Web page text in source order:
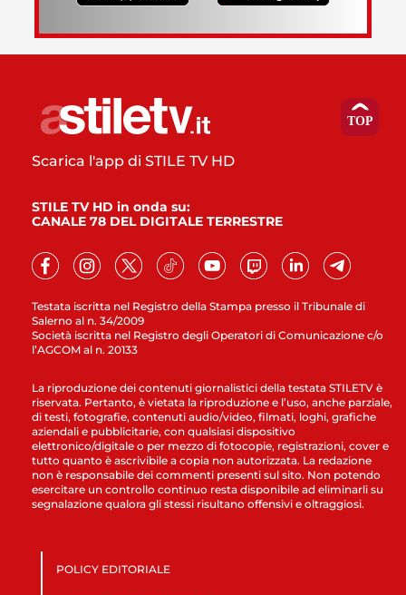
Testata iscritta nel Registro della Stampa presso il Tribunale di
Salerno al n. 34/2009
Società iscritta nel Registro degli Operatori di Comunicazione c/o
l’AGCOM al n. 20133
Scarica l'app di STILE TV HD
STILE TV HD in onda su:
CANALE 78 DEL DIGITALE TERRESTRE
La riproduzione dei contenuti giornalistici della testata STILETV è
riservata. Pertanto, è vietata la riproduzione e l’uso, anche parziale,
di testi, fotografie, contenuti audio/video, filmati, loghi, grafiche
aziendali e pubblicitarie, con qualsiasi dispositivo
elettronico/digitale o per mezzo di fotocopie, registrazioni, cover e
tutto quanto è ascrivibile a copia non autorizzata. La redazione
non è responsabile dei commenti presenti sul sito. Non potendo
esercitare un controllo continuo resta disponibile ad eliminarli su
segnalazione qualora gli stessi risultano offensivi e oltraggiosi.
POLICY EDITORIALE